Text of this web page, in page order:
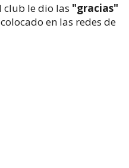
club le dio las "gracias"
en las redes de